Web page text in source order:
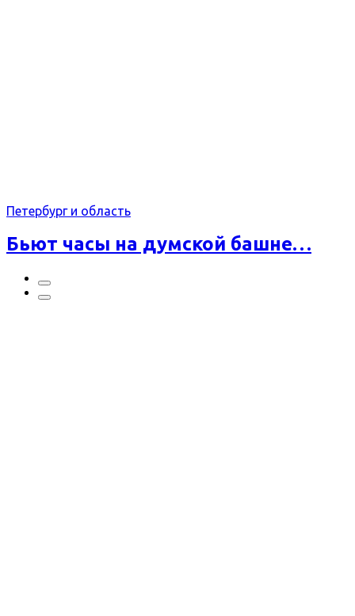
Петербург и область
Бьют часы на думской башне…